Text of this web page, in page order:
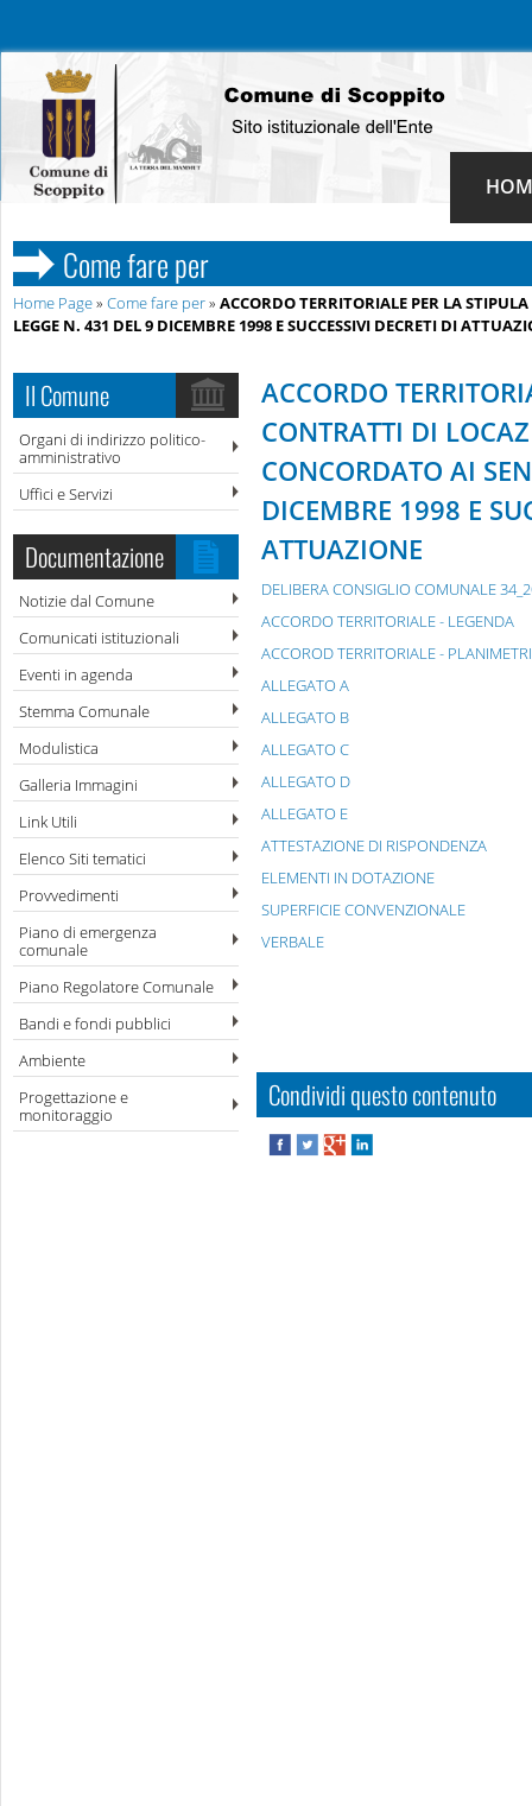
Come fare per
Home Page» Come fare per» ACCORDO TERRITORIALE PER LA
LEGGE N. 431 DEL 9 DICEMBRE 1998 E SUCCESSIVI DECRETI DI
Il Comune
Organi di indirizzo politico-
amministrativo
Uffici e Servizi
Documentazione
Notizie dal Comune
Comunicati istituzionali
Eventi in agenda
Stemma Comunale
Modulistica
Galleria Immagini
Link Utili
Elenco Siti tematici
Provvedimenti
Piano di emergenza
comunale
Piano Regolatore Comunale
Bandi e fondi pubblici
Ambiente
Progettazione e
monitoraggio
ACCORDO
CONTRATTI DI
CONCORDATO AI
DICEMBRE 1998 E
ATTUAZIONE
DELIBERA CONSIGLIO COMUNALE
ACCORDO TERRITORIALE - LEGENDA
ACCOROD TERRITORIALE -
ALLEGATO A
ALLEGATO B
ALLEGATO C
ALLEGATO D
ALLEGATO E
ATTESTAZIONE DI RISPONDENZA
ELEMENTI IN DOTAZIONE
SUPERFICIE CONVENZIONALE
VERBALE
Condividi questo contenuto